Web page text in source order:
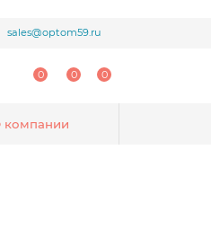
sales@optom59.ru
0 0 0
компании